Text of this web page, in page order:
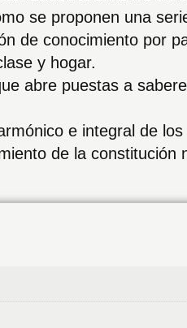
se proponen una
de conocimiento por
y hogar.
abre puestas a
e integral de
de la constitución